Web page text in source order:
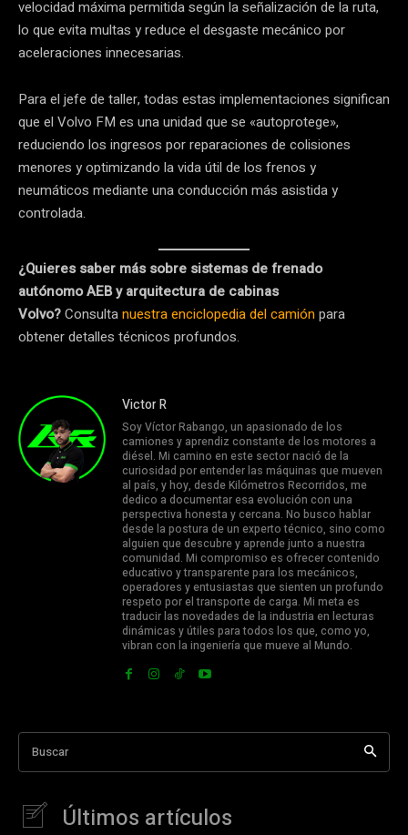
velocidad máxima permitida según la señalización de la ruta,
lo que evita multas y reduce el desgaste mecánico por
aceleraciones innecesarias.
Para el jefe de taller, todas estas implementaciones significan
que el Volvo FM es una unidad que se «autoprotege»,
reduciendo los ingresos por reparaciones de colisiones
menores y optimizando la vida útil de los frenos y
neumáticos mediante una conducción más asistida y
controlada.
¿Quieres saber más sobre sistemas de frenado
autónomo AEB y arquitectura de cabinas
Volvo?Consultanuestra enciclopedia del camiónpara
obtener detalles técnicos profundos.
Victor R
Soy Víctor Rabango, un apasionado de los
camiones y aprendiz constante de los motores a
diésel. Mi camino en este sector nació de la
curiosidad por entender las máquinas que mueven
al país, y hoy, desde Kilómetros Recorridos, me
dedico a documentar esa evolución con una
perspectiva honesta y cercana. No busco hablar
desde la postura de un experto técnico, sino como
alguien que descubre y aprende junto a nuestra
comunidad. Mi compromiso es ofrecer contenido
educativo y transparente para los mecánicos,
operadores y entusiastas que sienten un profundo
respeto por el transporte de carga. Mi meta es
traducir las novedades de la industria en lecturas
dinámicas y útiles para todos los que, como yo,
vibran con la ingeniería que mueve al Mundo.
Buscar
Últimos artículos